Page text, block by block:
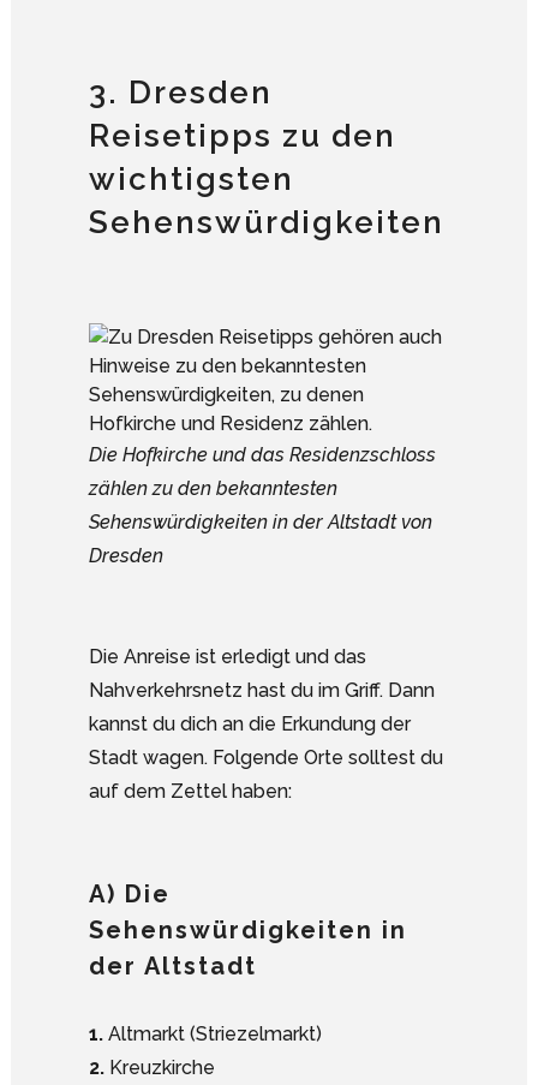
3. Dresden
Reisetipps zu den
wichtigsten
Sehenswürdigkeiten
Die Hofkirche und das Residenzschloss
zählen zu den bekanntesten
Sehenswürdigkeiten in der Altstadt von
Dresden
Die Anreise ist erledigt und das
Nahverkehrsnetz hast du im Griff. Dann
kannst du dich an die Erkundung der
Stadt wagen. Folgende Orte solltest du
auf dem Zettel haben:
A) Die
Sehenswürdigkeiten in
der Altstadt
1. Altmarkt (Striezelmarkt)
2. Kreuzkirche